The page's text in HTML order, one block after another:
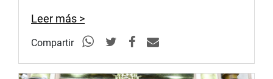
de abono por sus altos costos, entre otros.
Y fue la oportunidad para pedir la pronta ejecución de la
con la construcción de la Presa Palo Redondo y el canal
Leer más >
Compartir